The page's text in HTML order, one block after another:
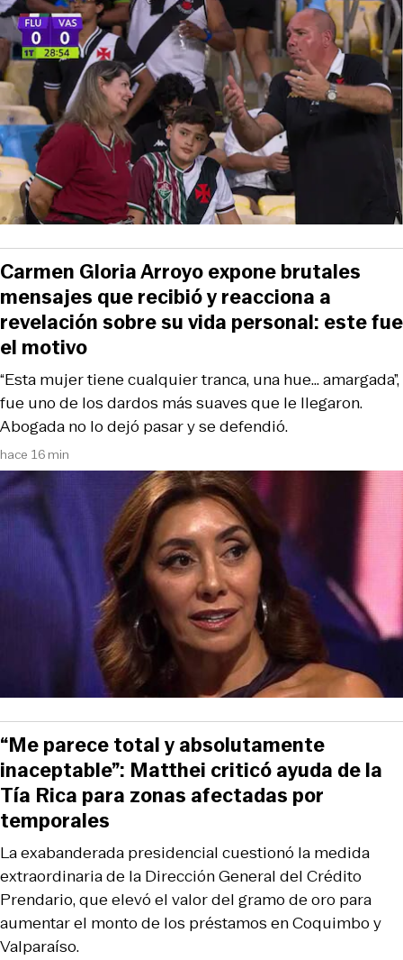
hace 16 min
“Esta mujer tiene cualquier tranca, una hue... amargada”,
fue uno de los dardos más suaves que le llegaron.
Abogada no lo dejó pasar y se defendió.
Carmen Gloria Arroyo expone brutales
mensajes que recibió y reacciona a
revelación sobre su vida personal: este fue
el motivo
La exabanderada presidencial cuestionó la medida
extraordinaria de la Dirección General del Crédito
Prendario, que elevó el valor del gramo de oro para
aumentar el monto de los préstamos en Coquimbo y
Valparaíso.
“Me parece total y absolutamente
inaceptable”: Matthei criticó ayuda de la
Tía Rica para zonas afectadas por
temporales